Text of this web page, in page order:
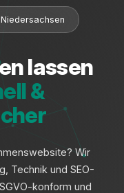
lassen
&
Wir
Technik und SEO-
konform und